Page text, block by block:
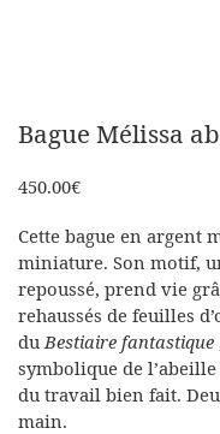
Bague Mélissa
450.00€
Cette bague en argent
miniature. Son motif,
repoussé, prend vie
rehaussés de feuilles
du Bestiaire fantastique
symbolique de
du travail bien fait.
main.